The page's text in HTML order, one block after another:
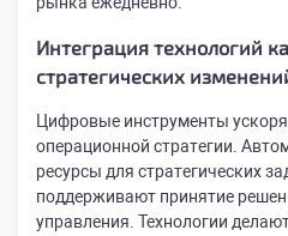
Интеграция технологий
стратегических
Цифровые инструменты
операционной стратегии.
ресурсы для стратегических
поддерживают принятие
управления. Технологии